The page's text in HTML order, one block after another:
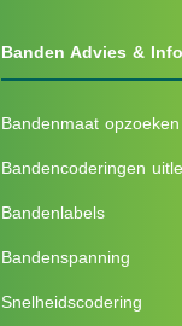
Banden Advies & Info
Bandenmaat opzoeken
Bandencoderingen
Bandenlabels
Bandenspanning
Snelheidscodering